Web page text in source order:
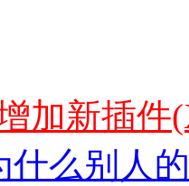
加新插
什么别人